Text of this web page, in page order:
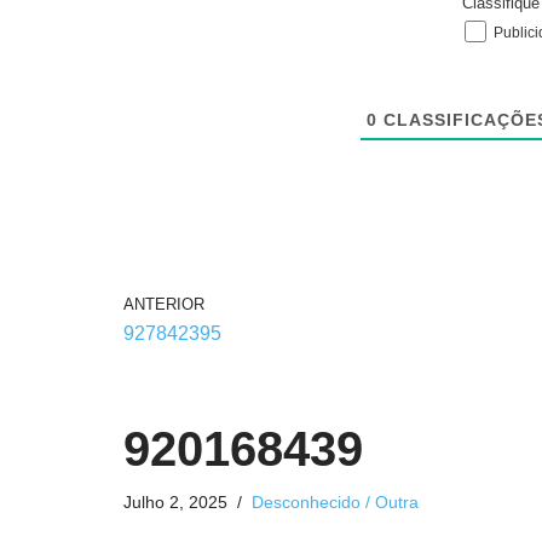
0
ANTERIOR
927842395
920168439
Julho 2, 2025 Desconhecido / Outra